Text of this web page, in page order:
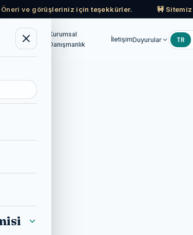
ve görüşleriniz için teşekkürler. 🚧
Kurumsal
Danışmanlık
İletişimDuyurular TR